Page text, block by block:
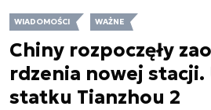
WIADOMOŚCI WAŻNE
Chiny rozpoczęły
rdzenia nowej
statku Tianzhou 2